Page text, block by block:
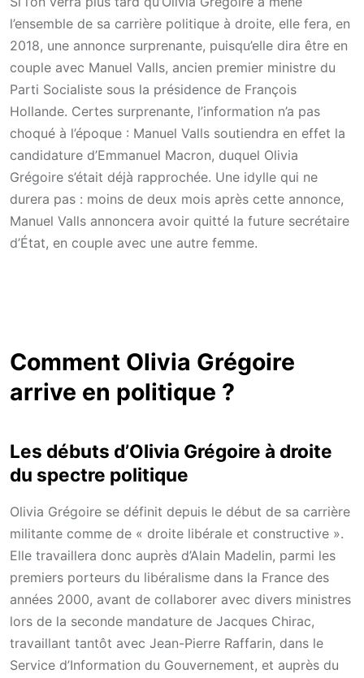
l’ensemble de sa carrière politique à droite, elle fera, en
2018, une annonce surprenante, puisqu’elle dira être en
couple avec Manuel Valls, ancien premier ministre du
Parti Socialiste sous la présidence de François
Hollande. Certes surprenante, l’information n’a pas
choqué à l’époque : Manuel Valls soutiendra en effet la
candidature d’Emmanuel Macron, duquel Olivia
Grégoire s’était déjà rapprochée. Une idylle qui ne
durera pas : moins de deux mois après cette annonce,
Manuel Valls annoncera avoir quitté la future secrétaire
d’État, en couple avec une autre femme.
Comment Olivia Grégoire
arrive en politique ?
Les débuts d’Olivia Grégoire à droite
du spectre politique
Olivia Grégoire se définit depuis le début de sa carrière
militante comme de « droite libérale et constructive ».
Elle travaillera donc auprès d’Alain Madelin, parmi les
premiers porteurs du libéralisme dans la France des
années 2000, avant de collaborer avec divers ministres
lors de la seconde mandature de Jacques Chirac,
travaillant tantôt avec Jean-Pierre Raffarin, dans le
Service d’Information du Gouvernement, et auprès du